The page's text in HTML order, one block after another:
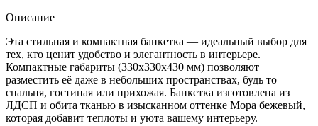
Описание
Эта стильная и компактная банкетка — идеальный выбор для
тех, кто ценит удобство и элегантность в интерьере.
Компактные габариты (330x330x430 мм) позволяют
разместить её даже в небольших пространствах, будь то
спальня, гостиная или прихожая. Банкетка изготовлена из
ЛДСП и обита тканью в изысканном оттенке Мора бежевый,
которая добавит теплоты и уюта вашему интерьеру.